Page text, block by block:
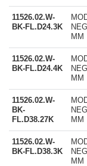
11526.02.W-
BK-FL.D24.3K
MM
11526.02.W-
BK-FL.D24.4K
MM
11526.02.W-
BK-
FL.D38.27K
MM
11526.02.W-
BK-FL.D38.3K
MM